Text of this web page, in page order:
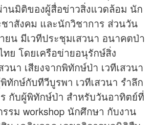
นมิติของผู้สื่อข่าวสิ่งแวดล้อม นัก
าสังคม และนักวิชาการ ส่วนวัน
ยน มีเวทีประชุมเสวนา อนาคตป่า
ย โดยเครือข่ายอนุรักษ์สิ่ง
วนา เสียงจากพิทักษ์ป่า เวทีเสวนา
ทักษ์กับทีวีบูรพา เวทีเสวนา รําลึก
กับผู้พิทักษ์ป่า สำหรับวันอาทิตย์ที่
รม workshop นักศึกษา กับงาน